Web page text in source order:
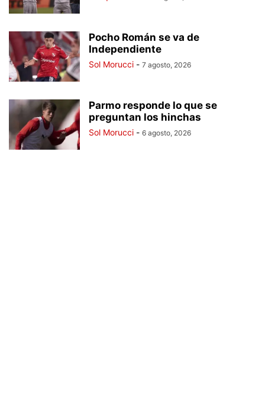
Pocho Román se va de
Independiente
Sol Morucci - 7 agosto, 2026
Parmo responde lo que se
preguntan los hinchas
Sol Morucci - 6 agosto, 2026